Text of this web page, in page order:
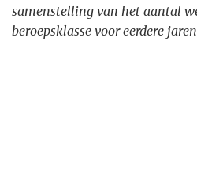
samenstelling van het aantal
beroepsklasse voor eerdere